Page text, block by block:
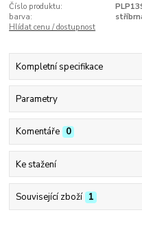
Číslo produktu:
barva:
Hlídat cenu / dostupnost
Kompletní specifikace
Parametry
Komentáře 0
Ke stažení
Související zboží 1